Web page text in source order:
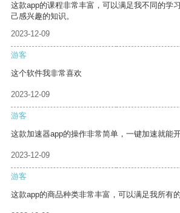
这款app的课程非常丰富，可以满足我不同的学
己感兴趣的知识。
2023-12-09
游客
这个软件我非常喜欢
2023-12-09
游客
这款加速器app的操作非常简单，一键加速就能
2023-12-09
游客
这款app的商品种类非常丰富，可以满足我所有的